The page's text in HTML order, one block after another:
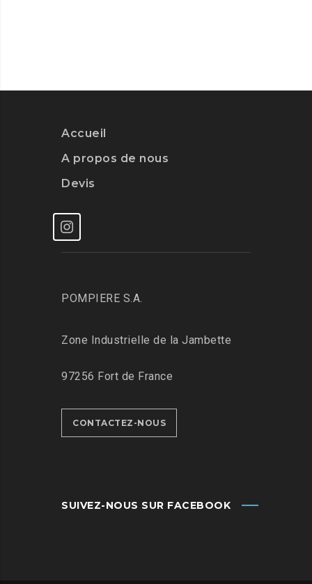
Accueil
A propos de nous
Devis
POMPIERE S.A.
Zone Industrielle de la Jambette
97256 Fort de France
CONTACTEZ-NOUS
SUIVEZ-NOUS SUR FACEBOOK